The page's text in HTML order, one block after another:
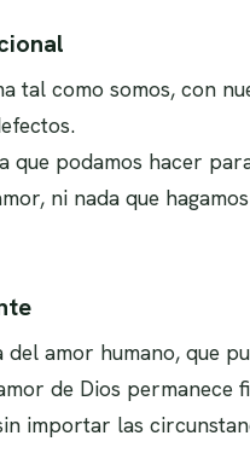
tal como somos, con
que podamos hacer
ni nada que
del amor humano, que
de Dios permanece
importar las